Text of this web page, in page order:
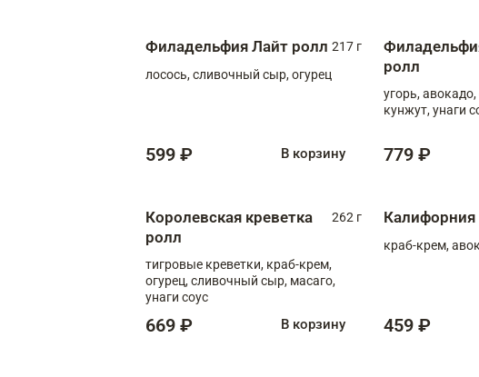
Филадельфия Лайт ролл 217 г
лосось, сливочный сыр, огурец
599 ₽ В корзину
ролл
угорь,
кунжут, унаги
779 ₽
Королевская креветка
ролл
262 г
тигровые креветки, краб-крем,
огурец, сливочный сыр, масаго,
унаги соус
669 ₽ В корзину
Калифорния
краб-крем,
459 ₽